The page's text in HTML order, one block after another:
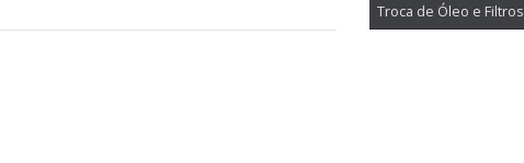
Troca de Óleo e Filtros